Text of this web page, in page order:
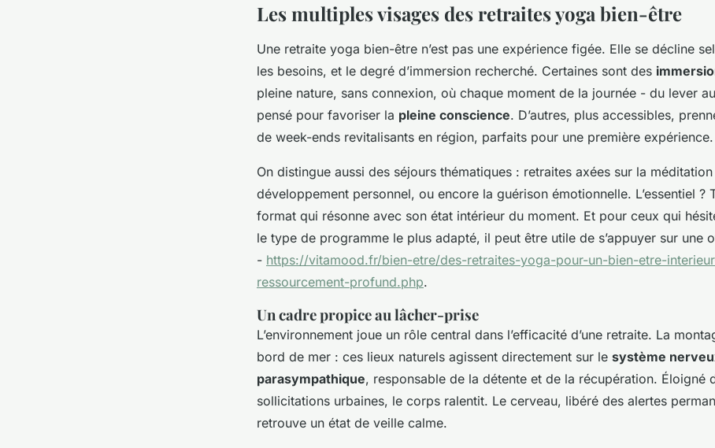
Les multiples visages des retraites yoga bien-être
Une retraite yoga bien-être n’est pas une expérience figée. Elle se décline
les besoins, et le degré d’immersion recherché. Certaines sont des
pleine nature, sans connexion, où chaque moment de la journée - du lever
pensé pour favoriser la pleine conscience. D’autres, plus accessibles,
de week-ends revitalisants en région, parfaits pour une première expérience.
On distingue aussi des séjours thématiques : retraites axées sur la
développement personnel, ou encore la guérison émotionnelle. L’essentiel ?
format qui résonne avec son état intérieur du moment. Et pour ceux qui
le type de programme le plus adapté, il peut être utile de s’appuyer sur une
- https://vitamood.fr/bien-etre/des-retraites-yoga-pour-un-bien-etre-
ressourcement-profund.php.
Un cadre propice au lâcher-prise
L’environnement joue un rôle central dans l’efficacité d’une retraite. La
bord de mer : ces lieux naturels agissent directement sur le système
parasympathique, responsable de la détente et de la récupération. Éloigné
sollicitations urbaines, le corps ralentit. Le cerveau, libéré des alertes
retrouve un état de veille calme.